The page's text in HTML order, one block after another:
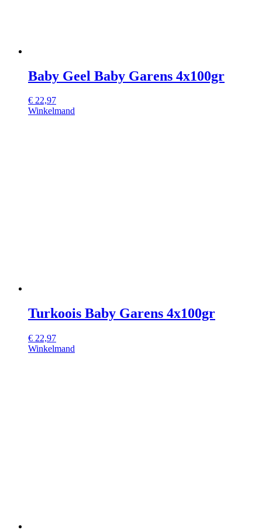
Baby Geel Baby Garens 4x100gr
€ 22,97
Winkelmand
Turkoois Baby Garens 4x100gr
€ 22,97
Winkelmand